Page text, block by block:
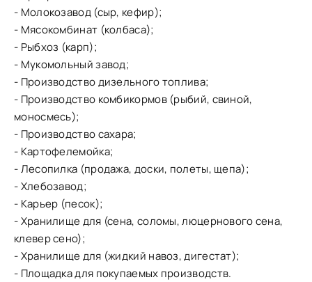
- Молокозавод (сыр, кефир);
- Мясокомбинат (колбаса);
- Рыбхоз (карп);
- Мукомольный завод;
- Производство дизельного топлива;
- Производство комбикормов (рыбий, свиной,
моносмесь);
- Производство сахара;
- Картофелемойка;
- Лесопилка (продажа, доски, полеты, щепа);
- Хлебозавод;
- Карьер (песок);
- Хранилище для (сена, соломы, люцернового сена,
клевер сено);
- Хранилище для (жидкий навоз, дигестат);
- Площадка для покупаемых производств.